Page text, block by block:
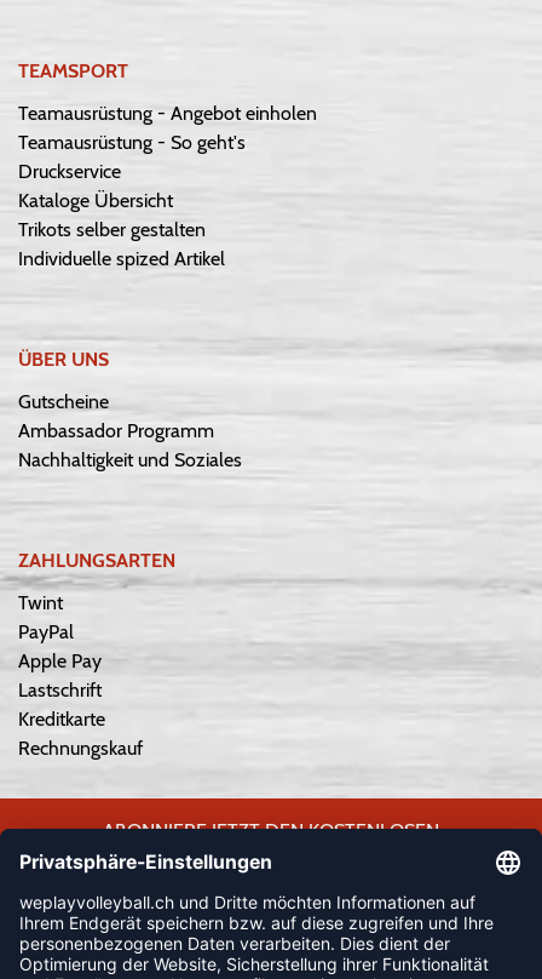
TEAMSPORT
Teamausrüstung - Angebot einholen
Teamausrüstung - So geht's
Druckservice
Kataloge Übersicht
Trikots selber gestalten
Individuelle spized Artikel
ÜBER UNS
Gutscheine
Ambassador Programm
Nachhaltigkeit und Soziales
ZAHLUNGSARTEN
Twint
PayPal
Apple Pay
Lastschrift
Kreditkarte
Rechnungskauf
ABONNIERE JETZT DEN KOSTENLOSEN
WEPLAYVOLLEYBALL-NEWSLETTER UND VERPASSE KEINE
JETZT ANMELDEN